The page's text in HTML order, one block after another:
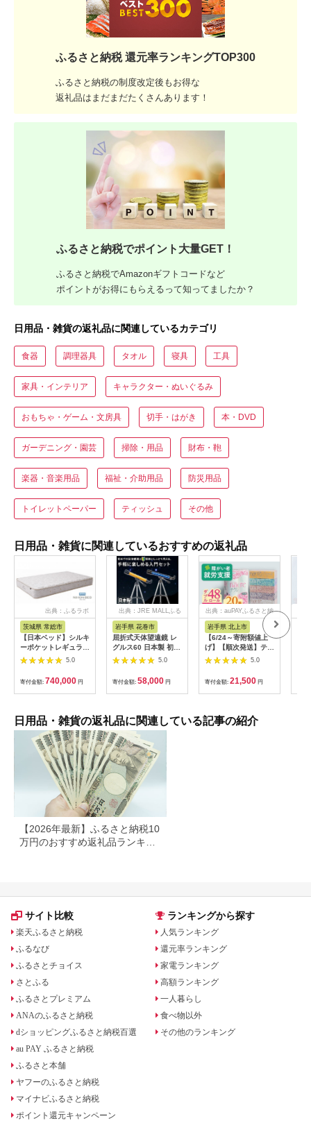
ふるさと納税 還元率ランキングTOP300
ふるさと納税の制度改定後もお得な
返礼品はまだまだたくさんあります！
ふるさと納税でポイント大量GET！
ふるさと納税でAmazonギフトコードなど
ポイントがお得にもらえるって知ってましたか？
日用品・雑貨の返礼品に関連しているカテゴリ
食器 調理器具 タオル 寝具 工具
家具・インテリア キャラクター・ぬいぐるみ
おもちゃ・ゲーム・文房具 切手・はがき 本・DVD
ガーデニング・園芸 掃除・用品 財布・鞄
楽器・音楽用品 福祉・介助用品 防災用品
トイレットペーパー ティッシュ その他
日用品・雑貨に関連しているおすすめの返礼品
出典：ふるラボ
茨城県 常総市
【日本ベッド】シルキ
ーポケットレギュラー
11334 シングル 日本
ベッド シルキーポケ
ットレギュラー シン
グル 通気性 ロングセ
ラー 放湿性 ※沖縄
5.0
寄付金額: 740,000 円
出典：JRE MALLふる
さと納税
岩手県 花巻市
屈折式天体望遠鏡 レ
グルス60 日本製 初心
者用 スマホ撮影 (カラ
ー：オレンジ）
【1835-2】
5.0
寄付金額: 58,000 円
出典：auPAYふるさと納
岩手県 北上市
【6/24～寄附額値上
げ】【順次発送】ティ
ッシュペーパー 20箱
＆ トイレットロール
(ダブル) 48個 福祉施
設支援 日用品 常備品
備蓄品 box ちり紙 テ
ィッシュ パルプ
100％ 無香料 1箱
5.0
寄付金額: 21,500 円
日用品・雑貨の返礼品に関連している記事の紹介
【2026年最新】ふるさと納税10
万円のおすすめ返礼品ランキン
サイト比較
楽天ふるさと納税
ふるなび
ふるさとチョイス
さとふる
ふるさとプレミアム
ANAのふるさと納税
dショッピングふるさと納税百選
au PAY ふるさと納税
ふるさと本舗
ヤフーのふるさと納税
マイナビふるさと納税
ポイント還元キャンペーン
ランキングから探す
人気ランキング
還元率ランキング
家電ランキング
高額ランキング
一人暮らし
食べ物以外
その他のランキング